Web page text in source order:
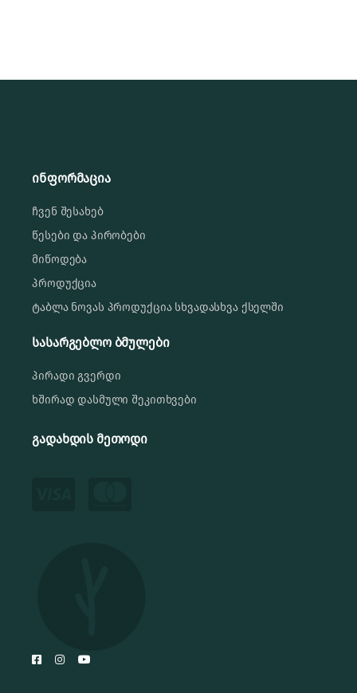
ინფორმაცია
ჩვენ შესახებ
წესები და პირობები
მიწოდება
პროდუქცია
ტაბლა ნოვას პროდუქცია სხვადასხვა ქსელში
სასარგებლო ბმულები
პირადი გვერდი
ხშირად დასმული შეკითხვები
გადახდის მეთოდი